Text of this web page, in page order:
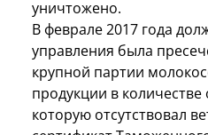
уничтожено.
В феврале 2017 года
управления была
крупной партии
продукции в
которую отсутствовал